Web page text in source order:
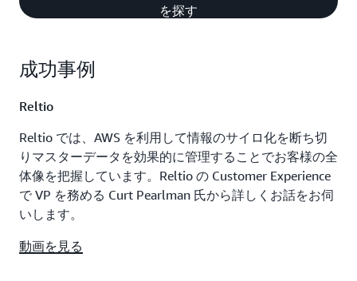
を探す
成功事例
Reltio
Reltio では、AWS を利用して情報のサイロ化を断ち切
りマスターデータを効果的に管理することでお客様の全
体像を把握しています。Reltio の Customer Experience
で VP を務める Curt Pearlman 氏から詳しくお話をお伺
いします。
動画を見る